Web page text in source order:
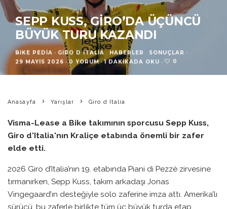
SEPP KUSS, GIRO’DA ÜÇÜNCÜ
BÜYÜK TURU KAZANDI
BIKE PEDIA · GIRO D ITALIA HABERLER SONUÇLAR ·
29 MAYIS 2026 · 0 YORUM · 1 DAKIKADA OKU · 0
Anasayfa Yarışlar Giro d Italia
Visma-Lease a Bike takımının sporcusu Sepp Kuss,
Giro d'Italia'nın Kraliçe etabında önemli bir zafer
elde etti.
2026 Giro d’Italia’nın 19. etabında Piani di Pezzè zirvesine
tırmanırken, Sepp Kuss, takım arkadaşı Jonas
Vingegaard’ın desteğiyle solo zaferine imza attı. Amerika’lı
sürücü, bu zaferle birlikte tüm üç büyük turda etap